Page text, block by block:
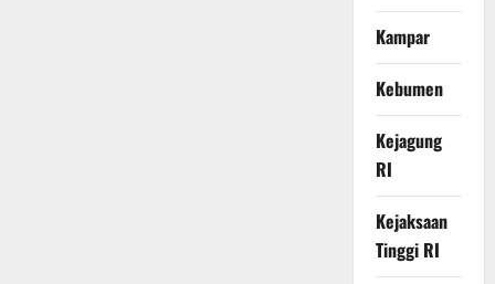
Kampar
Kebumen
Kejagung
RI
Kejaksaan
Tinggi RI